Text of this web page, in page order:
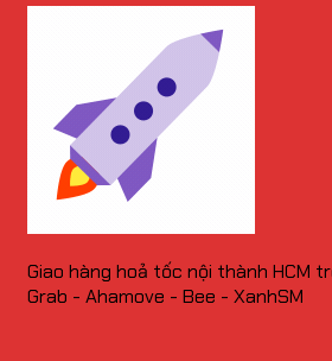
Giao hàng hoả tốc nội thành HCM
Grab - Ahamove - Bee - XanhSM